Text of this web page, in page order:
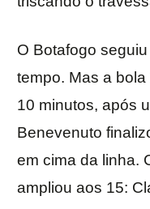
O Botafogo
tempo. Mas a
10 minutos, após
Benevenuto
em cima da linha.
ampliou aos 15: